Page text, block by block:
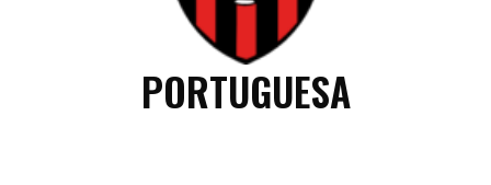
PORTUGUESA